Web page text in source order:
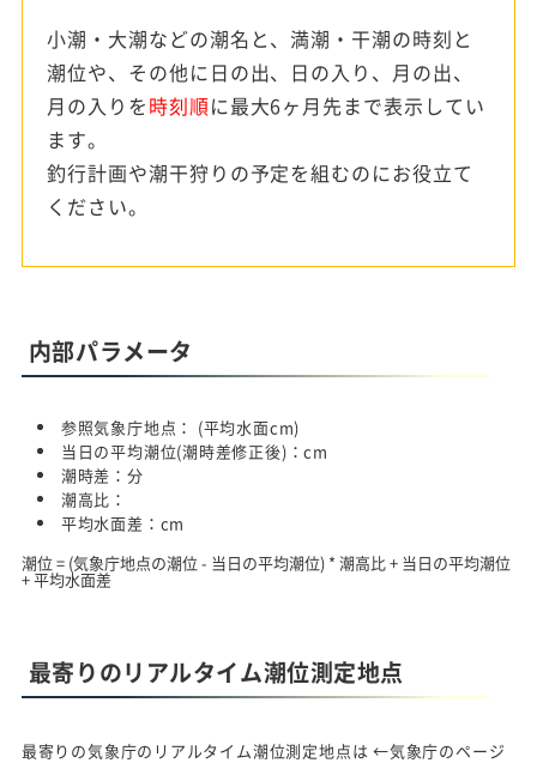
小潮・大潮などの潮名と、満潮・干潮の時刻と
潮位や、その他に日の出、日の入り、月の出、
月の入りを時刻順に最大6ヶ月先まで表示してい
ます。
釣行計画や潮干狩りの予定を組むのにお役立て
ください。
内部パラメータ
参照気象庁地点： (平均水面cm)
当日の平均潮位(潮時差修正後)：cm
潮時差：分
潮高比：
平均水面差： cm
潮位 = (気象庁地点の潮位 - 当日の平均潮位) * 潮高比 + 当日の平均潮位
+ 平均水面差
最寄りのリアルタイム潮位測定地点
最寄りの気象庁のリアルタイム潮位測定地点は ←気象庁のページ